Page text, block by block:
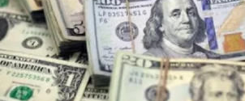
Horoscope
Polls
Jobs
Writers